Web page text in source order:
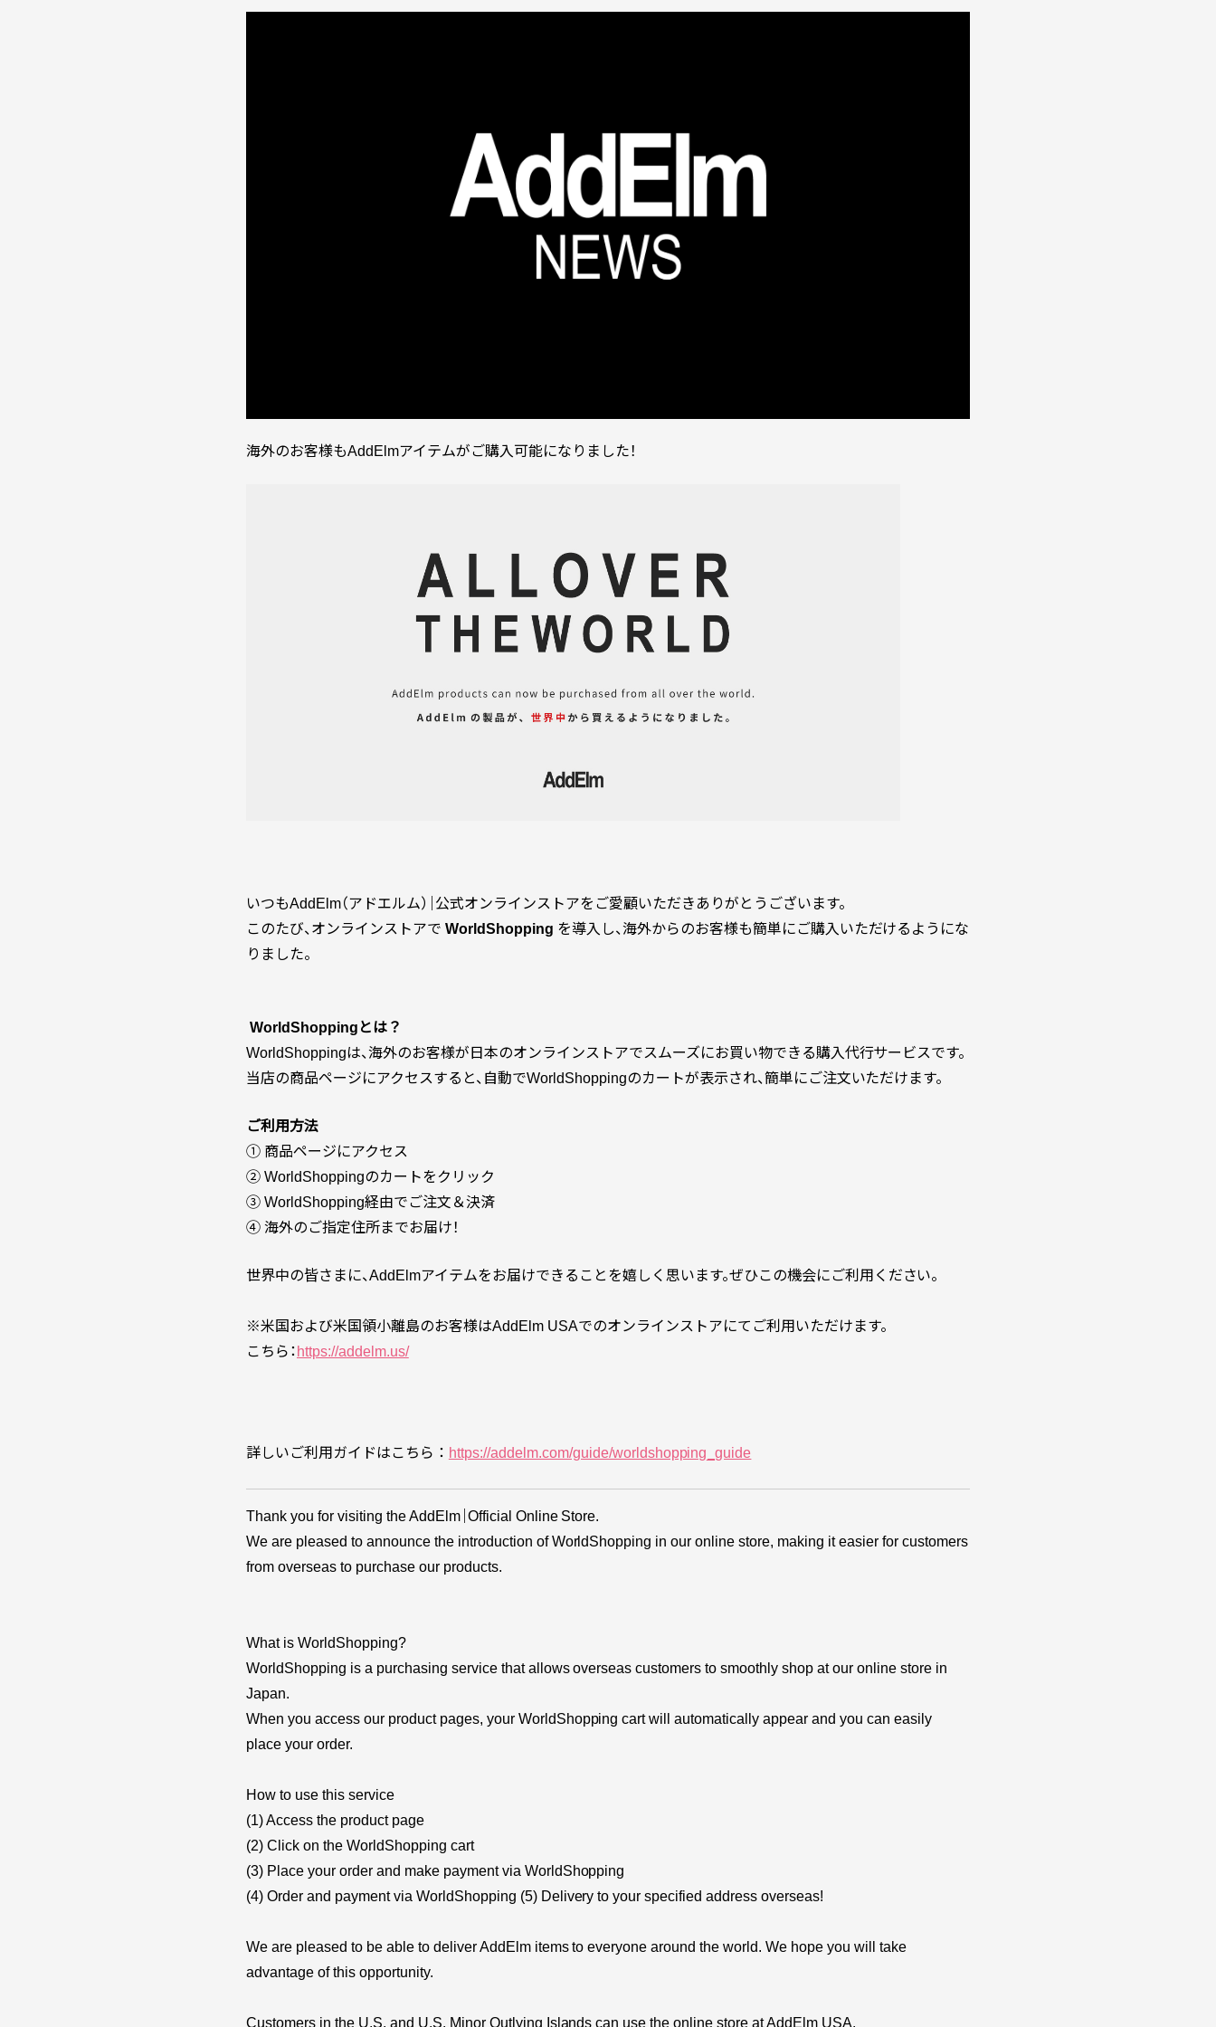
海外のお客様もAddElmアイテムがご購入可能になりました！
いつもAddElm（アドエルム）｜公式オンラインストアをご愛顧いただきありがとうございます。
このたび、オンラインストアで WorldShopping を導入し、海外からのお客様も簡単にご購入いただけるようにな
りました。
WorldShoppingとは？
WorldShoppingは、海外のお客様が日本のオンラインストアでスムーズにお買い物できる購入代行サービスです。
当店の商品ページにアクセスすると、自動でWorldShoppingのカートが表示され、簡単にご注文いただけます。
ご利用方法
① 商品ページにアクセス
② WorldShoppingのカートをクリック
③ WorldShopping経由でご注文＆決済
④ 海外のご指定住所までお届け！
世界中の皆さまに、AddElmアイテムをお届けできることを嬉しく思います。ぜひこの機会にご利用ください。
※米国および米国領小離島のお客様はAddElm USAでのオンラインストアにてご利用いただけます。
こちら： https://addelm.us/
詳しいご利用ガイドはこちら ： https://addelm.com/guide/worldshopping_guide
Thank you for visiting the AddElm｜Official Online Store.
We are pleased to announce the introduction of WorldShopping in our online store, making it easier for customers
from overseas to purchase our products.
What is WorldShopping?
WorldShopping is a purchasing service that allows overseas customers to smoothly shop at our online store in
Japan.
When you access our product pages, your WorldShopping cart will automatically appear and you can easily
place your order.
How to use this service
(1) Access the product page
(2) Click on the WorldShopping cart
(3) Place your order and make payment via WorldShopping
(4) Order and payment via WorldShopping (5) Delivery to your specified address overseas!
We are pleased to be able to deliver AddElm items to everyone around the world. We hope you will take
advantage of this opportunity.
Customers in the U.S. and U.S. Minor Outlying Islands can use the online store at AddElm USA.